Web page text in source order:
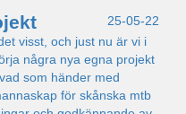
25-05-22
visst, och just nu är vi i
några nya egna projekt
som händer med
för skånska mtb